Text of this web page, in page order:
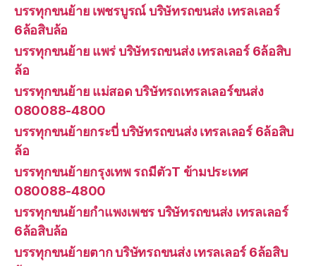
บรรทุกขนย้าย เพชรบูรณ์ บริษัทรถขนส่ง เทรลเลอร์
6ล้อสิบล้อ
บรรทุกขนย้าย แพร่ บริษัทรถขนส่ง เทรลเลอร์ 6ล้อสิบ
ล้อ
บรรทุกขนย้าย แม่สอด บริษัทรถเทรลเลอร์ขนส่ง
080088-4800
บรรทุกขนย้ายกระบี่ บริษัทรถขนส่ง เทรลเลอร์ 6ล้อสิบ
ล้อ
บรรทุกขนย้ายกรุงเทพ รถมีตัวT ข้ามประเทศ
080088-4800
บรรทุกขนย้ายกำแพงเพชร บริษัทรถขนส่ง เทรลเลอร์
6ล้อสิบล้อ
บรรทุกขนย้ายตาก บริษัทรถขนส่ง เทรลเลอร์ 6ล้อสิบ